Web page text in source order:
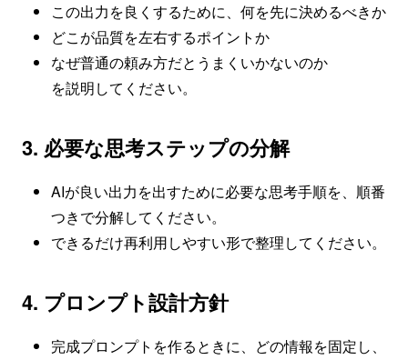
この出力を良くするために、何を先に決めるべきか
どこが品質を左右するポイントか
なぜ普通の頼み方だとうまくいかないのか
を説明してください。
3. 必要な思考ステップの分解
AIが良い出力を出すために必要な思考手順を、順番
つきで分解してください。
できるだけ再利用しやすい形で整理してください。
4. プロンプト設計方針
完成プロンプトを作るときに、どの情報を固定し、